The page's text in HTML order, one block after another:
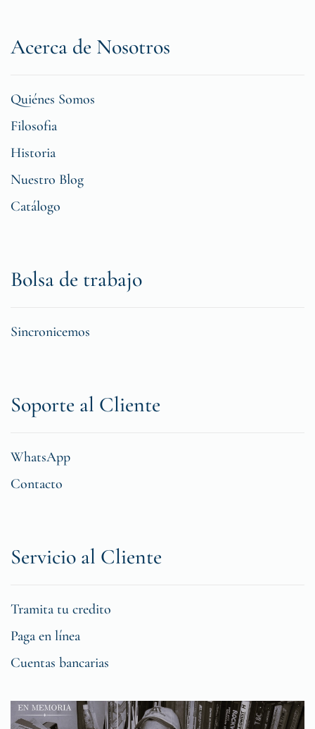
Acerca de Nosotros
Quiénes Somos
Filosofia
Historia
Nuestro Blog
Catálogo
Bolsa de trabajo
Sincronicemos
Soporte al Cliente
WhatsApp
Contacto
Servicio al Cliente
Tramita tu credito
Paga en línea
Cuentas bancarias